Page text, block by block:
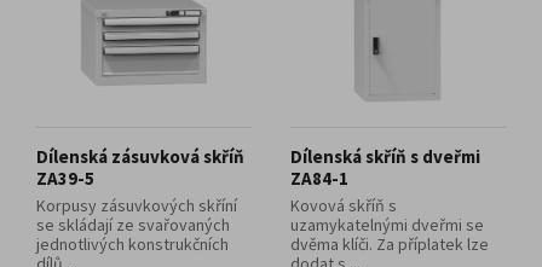
Dílenská zásuvková skříň
ZA39-5
Korpusy zásuvkových skříní
se skládají ze svařovaných
jednotlivých konstrukčních
Dílenská skříň s dveřmi
ZA84-1
Kovová skříň s
uzamykatelnými dveřmi se
dvěma klíči. Za příplatek lze